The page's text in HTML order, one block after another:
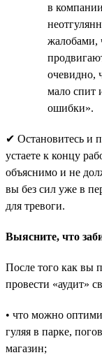
в
жалобами,
очевидно,
мало спит
ошибки».
✔ Остановитесь и
устаете к концу
объяснимо и не
вы без сил уже в
для тревоги.
Выясните, что
После того как вы
провести «аудит»
• что можно
гуляя в парке,
магазин;